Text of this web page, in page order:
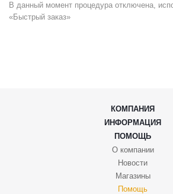
В данный момент процедура отключена,
«Быстрый заказ»
КОМПАНИЯ
ИНФОРМАЦИЯ
ПОМОЩЬ
О компании
Новости
Магазины
Помощь